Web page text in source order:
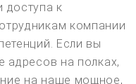
доступа к
компании
Если вы
адресов на полках,
на наше мощное,